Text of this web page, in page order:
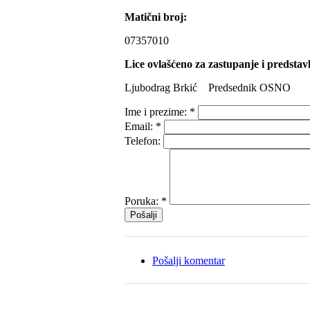
Matični broj:
07357010
Lice ovlašćeno za zastupanje i
Ljubodrag Brkić Predsednik OSNO
Ime i prezime: *
Email: *
Telefon:
Poruka: *
Pošalji komentar